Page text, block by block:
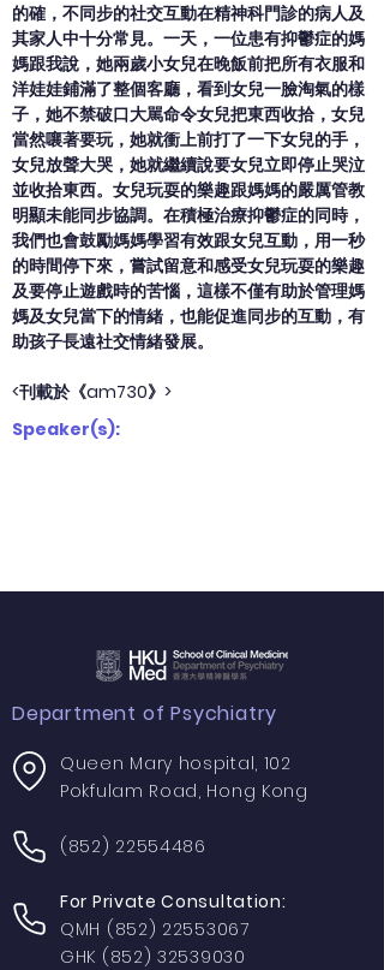
的確，不同步的社交互動在精神科門診的病人及
其家人中十分常見。一天，一位患有抑鬱症的媽
媽跟我說，她兩歲小女兒在晚飯前把所有衣服和
洋娃娃鋪滿了整個客廳，看到女兒一臉淘氣的樣
子，她不禁破口大駡命令女兒把東西收拾，女兒
當然嚷著要玩，她就衝上前打了一下女兒的手，
女兒放聲大哭，她就繼續說要女兒立即停止哭泣
並收拾東西。女兒玩耍的樂趣跟媽媽的嚴厲管教
明顯未能同步協調。在積極治療抑鬱症的同時，
我們也會鼓勵媽媽學習有效跟女兒互動，用一秒
的時間停下來，嘗試留意和感受女兒玩耍的樂趣
及要停止遊戲時的苦惱，這樣不僅有助於管理媽
媽及女兒當下的情緒，也能促進同步的互動，有
助孩子長遠社交情緒發展。
<刊載於《am730》>
Speaker(s):
Department of Psychiatry
Queen Mary hospital, 102
Pokfulam Road, Hong Kong
(852) 22554486
For Private Consultation:
QMH (852) 22553067
GHK (852) 32539030